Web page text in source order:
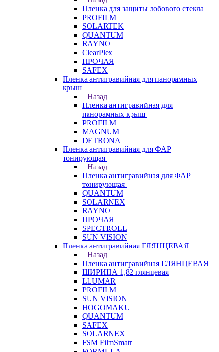
Пленка для защиты лобового стекла
PROFILM
SOLARTEK
QUANTUM
RAYNO
ClearPlex
ПРОЧАЯ
SAFEX
Пленка антигравийная для панорамных
крыш
Назад
Пленка антигравийная для
панорамных крыш
PROFILM
MAGNUM
DETRONA
Пленка антигравийная для ФАР
тонирующая
Назад
Пленка антигравийная для ФАР
тонирующая
QUANTUM
SOLARNEX
RAYNO
ПРОЧАЯ
SPECTROLL
SUN VISION
Пленка антигравийная ГЛЯНЦЕВАЯ
Назад
Пленка антигравийная ГЛЯНЦЕВАЯ
ШИРИНА 1,82 глянцевая
LLUMAR
PROFILM
SUN VISION
HOGOMAKU
QUANTUM
SAFEX
SOLARNEX
FSM FilmSmatr